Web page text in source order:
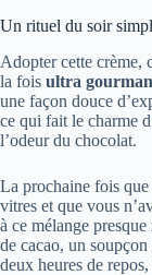
Un rituel du soir
Adopter cette crème,
la fois ultra
une façon douce
ce qui fait le charme
l’odeur du chocolat.
La prochaine fois
vitres et que vous
à ce mélange
de cacao, un
deux heures de